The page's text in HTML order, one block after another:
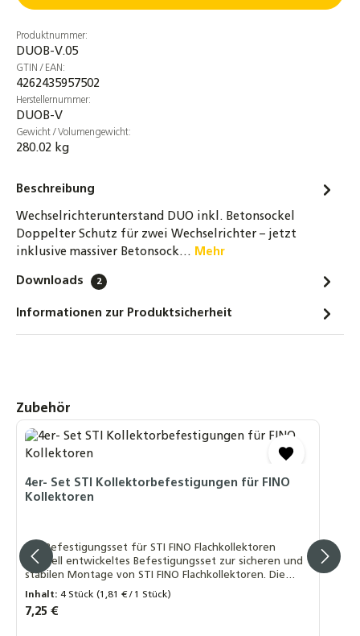
Produktnummer:
DUOB-V.05
GTIN / EAN:
4262435957502
Herstellernummer:
DUOB-V
Gewicht / Volumengewicht:
280.02 kg
Beschreibung
Wechselrichterunterstand DUO inkl. Betonsockel
Doppelter Schutz für zwei Wechselrichter – jetzt
inklusive massiver Betonsock… Mehr
Downloads 2
Informationen zur Produktsicherheit
Produktgalerie überspringen
Zubehör
4er- Set STI Kollektorbefestigungen für FINO
Kollektoren
4er-Befestigungsset für STI FINO Flachkollektoren
Speziell entwickeltes Befestigungsset zur sicheren und
stabilen Montage von STI FINO Flachkollektoren. Die
Halterungen bestehen aus robustem, schwarz
eloxiertem Aluminium und gewährleisten eine langlebige
und witterungsbeständige Installation. Lieferumfang: 4
Inhalt:4 Stück(1,81 € / 1 Stück)
Regulärer Preis:
7,25 €